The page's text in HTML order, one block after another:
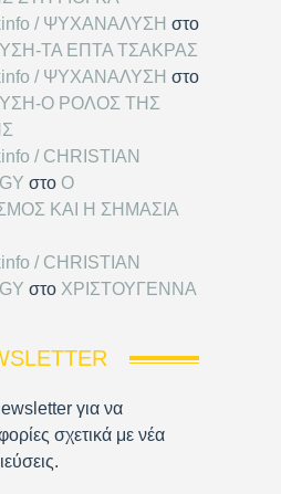
/ ΨΥΧΑΝΑΛΥΣΗ στο
ΤΑ ΕΠΤΑ ΤΣΑΚΡΑΣ
/ ΨΥΧΑΝΑΛΥΣΗ στο
Ο ΡΟΛΟΣ ΤΗΣ
/ CHRISTIAN
στο Ο
ΚΑΙ Η ΣΗΜΑΣΙΑ
/ CHRISTIAN
στο ΧΡΙΣΤΟΥΓΕΝΝΑ
για να
σχετικά με νέα